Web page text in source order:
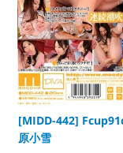
[MIDD-442]
原小雪